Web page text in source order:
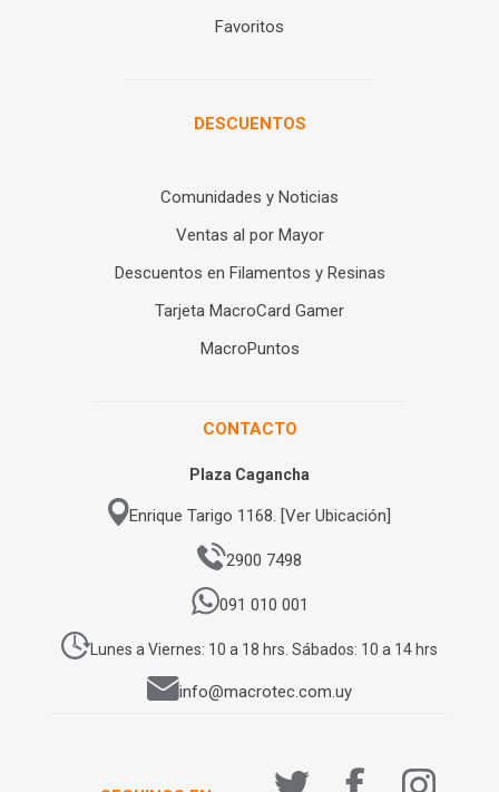
Favoritos
DESCUENTOS
Comunidades y Noticias
Ventas al por Mayor
Descuentos en Filamentos y Resinas
Tarjeta MacroCard Gamer
MacroPuntos
CONTACTO
Plaza Cagancha
Enrique Tarigo 1168. [Ver Ubicación]
2900 7498
091 010 001
Lunes a Viernes: 10 a 18 hrs. Sábados: 10 a 14 hrs
info@macrotec.com.uy